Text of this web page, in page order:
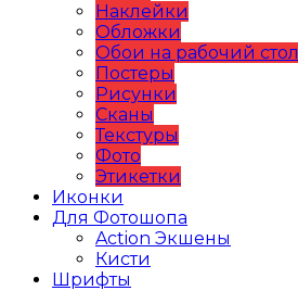
Наклейки
Обложки
Обои на рабочий стол
Постеры
Рисунки
Сканы
Текстуры
Фото
Этикетки
Иконки
Для Фотошопа
Action Экшены
Кисти
Шрифты